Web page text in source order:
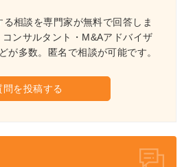
相談を専門家が無料で回答しま
ンサルタント・M&Aアドバイザ
が多数。
匿名で相談が可能です。
問を投稿する